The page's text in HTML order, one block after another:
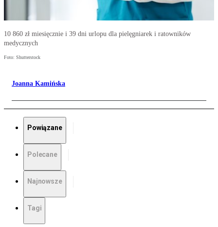
10 860 zł miesięcznie i 39 dni urlopu dla pielęgniarek i ratowników
medycznych
Foto: Shutterstock
Joanna Kamińska
Powiązane
Polecane
Najnowsze
Tagi